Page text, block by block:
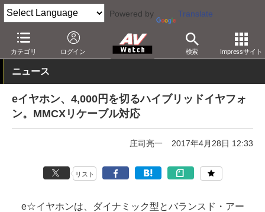
Powered by Translate
カテゴリ ログイン 検索 Impressサイト
AV Watch 製品 ヘッドフォン その他
ニュース
eイヤホン、4,000円を切るハイブリッドイヤフォ
ン。MMCXリケーブル対応
庄司亮一 2017年4月28日 12:33
リスト
e☆イヤホンは、ダイナミック型とバランスド・アー